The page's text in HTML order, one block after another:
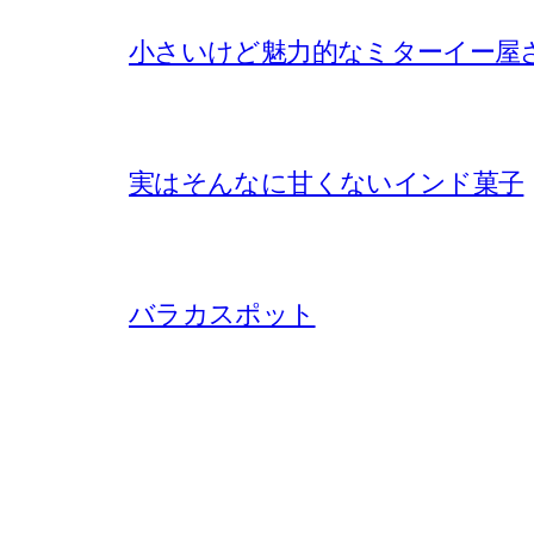
小さいけど魅力的なミターイー屋
実はそんなに甘くないインド菓子
バラカスポット